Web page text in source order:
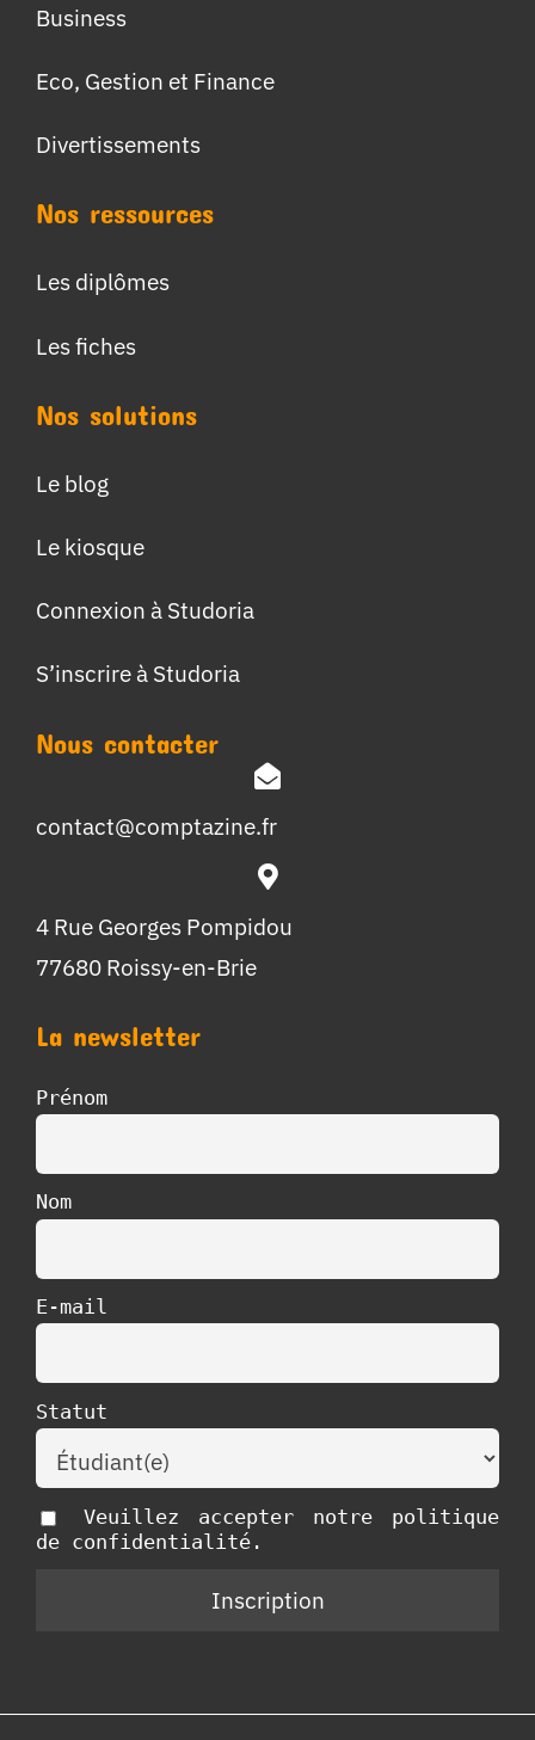
Business
Eco, Gestion et Finance
Divertissements
Nos ressources
Les diplômes
Les fiches
Nos solutions
Le blog
Le kiosque
Connexion à Studoria
S’inscrire à Studoria
Nous contacter
contact@comptazine.fr
4 Rue Georges Pompidou
77680 Roissy-en-Brie
La newsletter
Prénom
Nom
E-mail
Statut
Veuillez accepter notre politique
de confidentialité.